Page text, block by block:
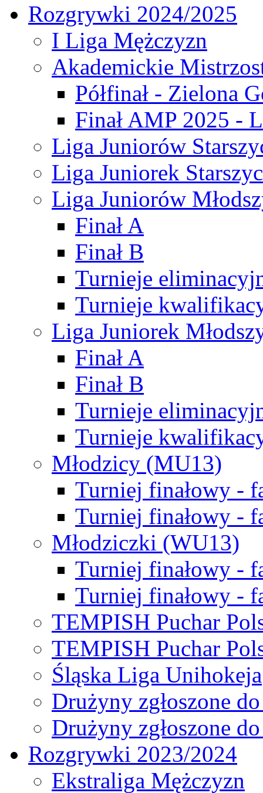
Rozgrywki 2024/2025
I Liga Mężczyzn
Akademickie
Półfinał - Zielona
Finał AMP 2025 -
Liga Juniorów
Liga Juniorek
Liga Juniorów
Finał A
Finał B
Turnieje
Turnieje
Liga Juniorek
Finał A
Finał B
Turnieje
Turnieje
Młodzicy (MU13)
Turniej finałowy -
Turniej finałowy -
Młodziczki (WU13)
Turniej finałowy -
Turniej finałowy -
TEMPISH Puchar
TEMPISH Puchar
Śląska Liga Unihokeja
Drużyny zgłoszone
Drużyny zgłoszone
Rozgrywki 2023/2024
Ekstraliga Mężczyzn